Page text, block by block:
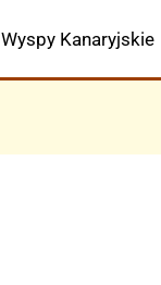
Wyspy Kanaryjskie